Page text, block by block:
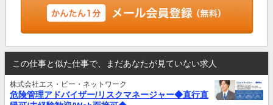
この仕事と似た仕事で、まだあなたが見ていない求人
株式会社エス・ピー・ネットワーク
危険管理アドバイザー/リスクマネージャー◆直行直